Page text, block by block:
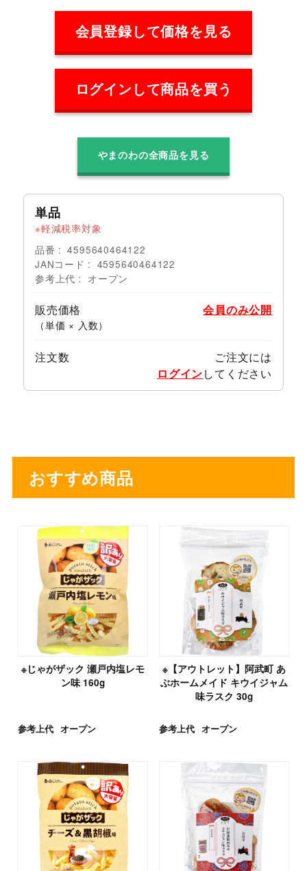
会員登録して価格を見る
ログインして商品を買う
やまのわの全商品を見る
単品
軽減税率対象
品番
4595640464122
JANコード
4595640464122
参考上代
オープン
販売価格
（単価 × 入数）
会員のみ公開
注文数
ご注文には
ログインしてください
おすすめ商品
※じゃがザック 瀬戸内塩レモ
ン味 160g
参考上代 オープン
※【アウトレット】阿武町 あ
ぶホームメイド キウイジャム
味ラスク 30g
参考上代 オープン